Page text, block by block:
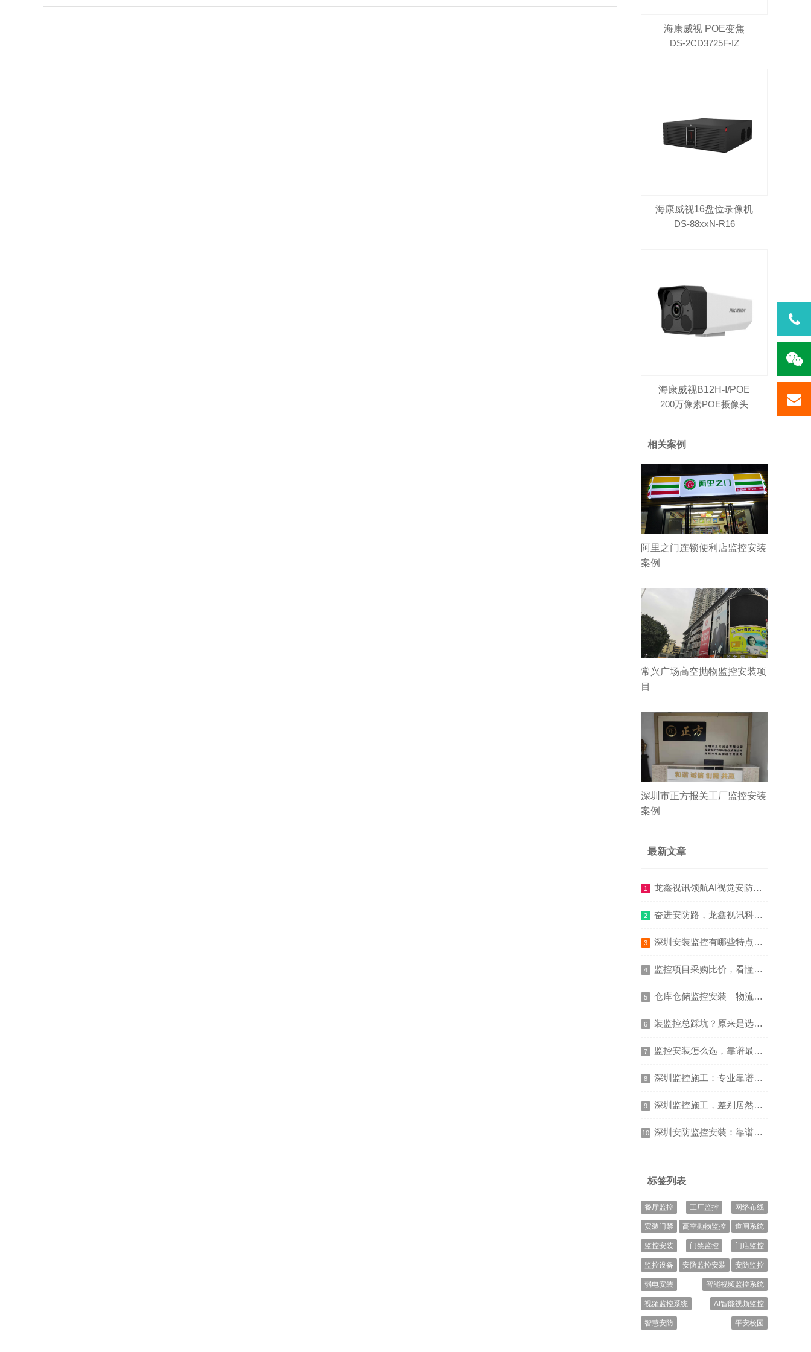
海康威视 POE变焦
DS-2CD3725F-IZ
海康威视16盘位录像机
DS-88xxN-R16
海康威视B12H-I/POE
200万像素POE摄像头
相关案例
阿里之门连锁便利店监控安装
案例
常兴广场高空抛物监控安装项
目
深圳市正方报关工厂监控安装
案例
最新文章
1 龙鑫视讯领航AI视觉安防监控新时代
2 奋进安防路，龙鑫视讯科技与您同行
3 深圳安装监控有哪些特点，安装方式有哪些
4 监控项目采购比价，看懂报价清单少踩成本坑
5 仓库仓储监控安装｜物流仓储高清监控与货物全程追溯解决方案
6 装监控总踩坑？原来是选错了服务商
7 监控安装怎么选，靠谱最重要
8 深圳监控施工：专业靠谱才是硬道理
9 深圳监控施工，差别居然这么大
10 深圳安防监控安装：靠谱选择更安心
标签列表
餐厅监控 工厂监控 网络布线
安装门禁 高空抛物监控 道闸系统
监控安装 门禁监控 门店监控
监控设备 安防监控安装 安防监控
弱电安装 智能视频监控系统
视频监控系统 AI智能视频监控
智慧安防 平安校园